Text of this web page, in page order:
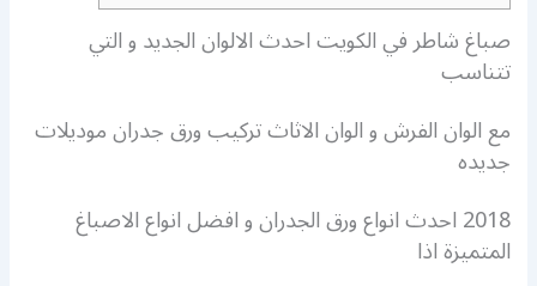
صباغ شاطر في الكويت احدث الالوان الجديد و التي
تتناسب
مع الوان الفرش و الوان الاثاث تركيب ورق جدران موديلات
جديده
2018 احدث انواع ورق الجدران و افضل انواع الاصباغ
المتميزة اذا